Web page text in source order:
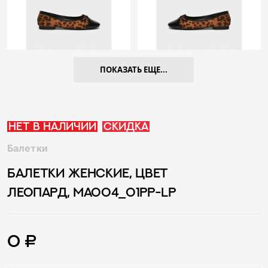
ПОКАЗАТЬ ЕЩЕ...
Нет в наличии
Скидка
Балетки
БАЛЕТКИ ЖЕНСКИЕ, ЦВЕТ
ЛЕОПАРД, MA004_01PP-LP
0 ₽